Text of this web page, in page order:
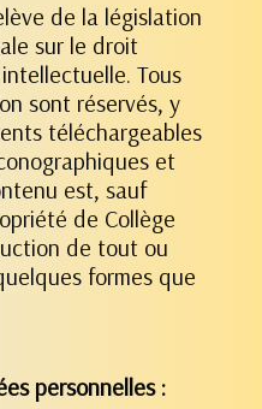
de la législation
sur le droit
Tous
sont réservés, y
téléchargeables
et
est, sauf
de Collège
de tout ou
formes que
personnelles :